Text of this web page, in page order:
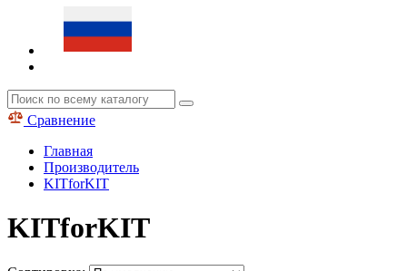
Сравнение
Главная
Производитель
KITforKIT
KITforKIT